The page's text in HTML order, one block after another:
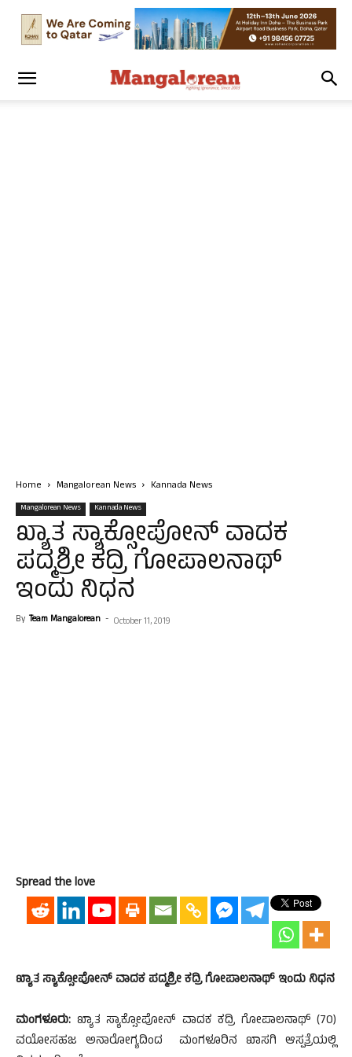
Home Mangalorean News Kannada News
Mangalorean News Kannada News
ಖ್ಯಾತ ಸ್ಯಾಕ್ಸೋಪೋನ್ ವಾದಕ
ಪದ್ಮಶ್ರೀ ಕದ್ರಿ ಗೋಪಾಲನಾಥ್
ಇಂದು ನಿಧನ
By Team Mangalorean - October 11, 2019
Spread the love
ಖ್ಯಾತ ಸ್ಯಾಕ್ಸೋಪೋನ್ ವಾದಕ ಪದ್ಮಶ್ರೀ ಕದ್ರಿ ಗೋಪಾಲನಾಥ್ ಇಂದು ನಿಧನ
ಮಂಗಳೂರು: ಖ್ಯಾತ ಸ್ಯಾಕ್ಸೋಪೋನ್ ವಾದಕ ಕದ್ರಿ ಗೋಪಾಲನಾಥ್ (70)
ವಯೋಸಹಜ ಅನಾರೋಗ್ಯದಿಂದ ಮಂಗಳೂರಿನ ಖಾಸಗಿ ಆಸ್ಪತ್ರೆಯಲ್ಲಿ